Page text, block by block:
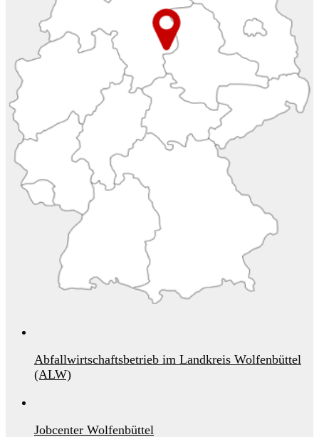
Abfallwirtschaftsbetrieb im Landkreis Wolfenbüttel
(ALW)
Jobcenter Wolfenbüttel